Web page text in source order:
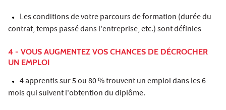
Les conditions de votre parcours de formation (durée du
contrat, temps passé dans l'entreprise, etc.) sont définies
4 - VOUS AUGMENTEZ VOS CHANCES DE DÉCROCHER
UN EMPLOI
4 apprentis sur 5 ou 80 % trouvent un emploi dans les 6
mois qui suivent l'obtention du diplôme.